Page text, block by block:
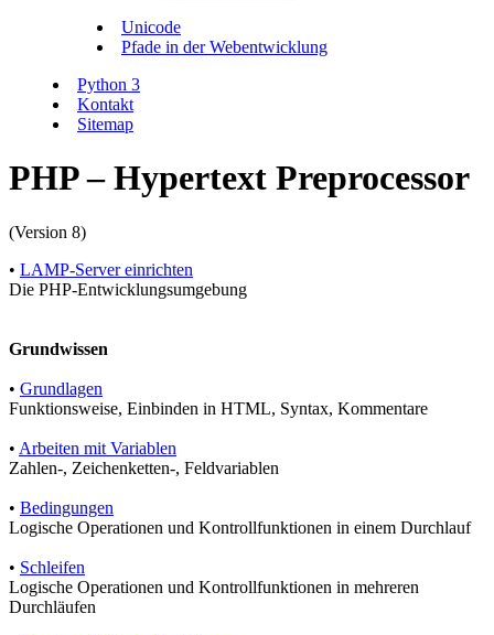
Unicode
Pfade in der Webentwicklung
Python 3
Kontakt
Sitemap
PHP – Hypertext Preprocessor
(Version 8)
• LAMP-Server einrichten
Die PHP-Entwicklungsumgebung
Grundwissen
• Grundlagen
Funktionsweise, Einbinden in HTML, Syntax, Kommentare
• Arbeiten mit Variablen
Zahlen-, Zeichenketten-, Feldvariablen
• Bedingungen
Logische Operationen und Kontrollfunktionen in einem Durchlauf
• Schleifen
Logische Operationen und Kontrollfunktionen in mehreren
Durchläufen